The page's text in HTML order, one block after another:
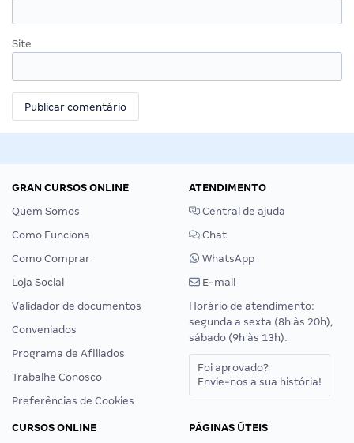
Site
GRAN CURSOS ONLINE
Quem Somos
Como Funciona
Como Comprar
Loja Social
Validador de documentos
Conveniados
Programa de Afiliados
Trabalhe Conosco
Preferências de Cookies
ATENDIMENTO
Central de ajuda
Chat
WhatsApp
E-mail
Horário de atendimento:
segunda a sexta (8h às 20h),
sábado (9h às 13h).
Foi aprovado?
Envie-nos a sua história!
CURSOS ONLINE
PÁGINAS ÚTEIS